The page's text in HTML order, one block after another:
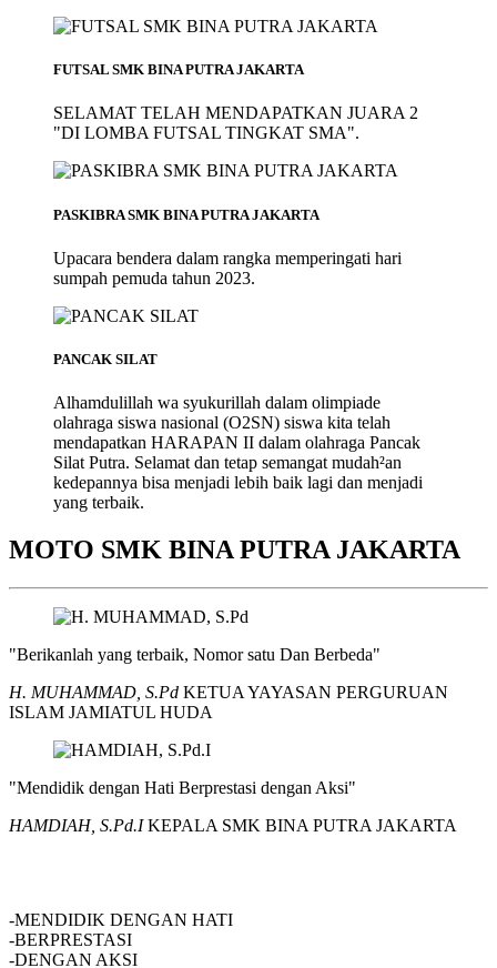
FUTSAL SMK BINA PUTRA JAKARTA
SELAMAT TELAH MENDAPATKAN JUARA 2
"DI LOMBA FUTSAL TINGKAT SMA".
PASKIBRA SMK BINA PUTRA JAKARTA
Upacara bendera dalam rangka memperingati hari
sumpah pemuda tahun 2023.
PANCAK SILAT
Alhamdulillah wa syukurillah dalam olimpiade
olahraga siswa nasional (O2SN) siswa kita telah
mendapatkan HARAPAN II dalam olahraga Pancak
Silat Putra. Selamat dan tetap semangat mudah²an
kedepannya bisa menjadi lebih baik lagi dan menjadi
yang terbaik.
MOTO SMK BINA PUTRA JAKARTA
"Berikanlah yang terbaik, Nomor satu Dan Berbeda"
H. MUHAMMAD, S.Pd KETUA YAYASAN PERGURUAN
ISLAM JAMIATUL HUDA
"Mendidik dengan Hati Berprestasi dengan Aksi"
HAMDIAH, S.Pd.IKEPALA SMK BINA PUTRA JAKARTA
-MENDIDIK DENGAN HATI
-BERPRESTASI
-DENGAN AKSI